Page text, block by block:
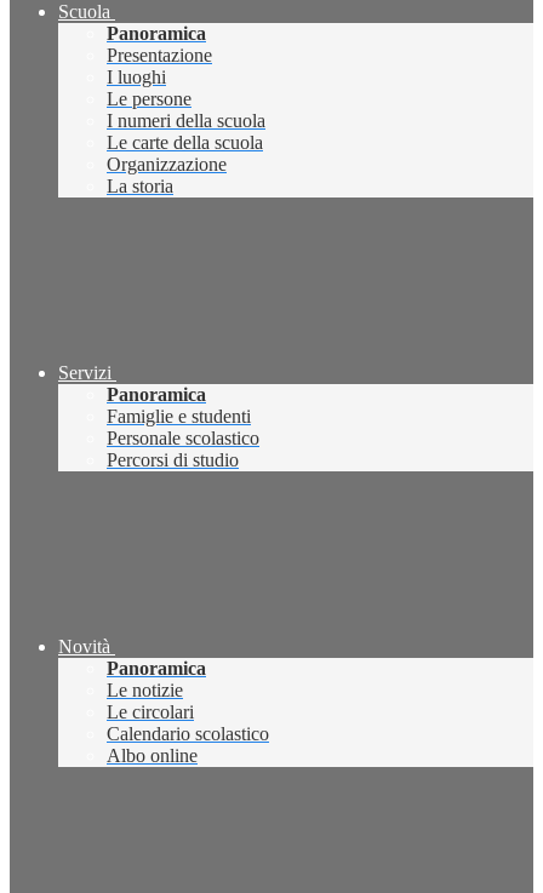
Scuola
Panoramica
Presentazione
I luoghi
Le persone
I numeri della scuola
Le carte della scuola
Organizzazione
La storia
Servizi
Panoramica
Famiglie e studenti
Personale scolastico
Percorsi di studio
Novità
Panoramica
Le notizie
Le circolari
Calendario scolastico
Albo online